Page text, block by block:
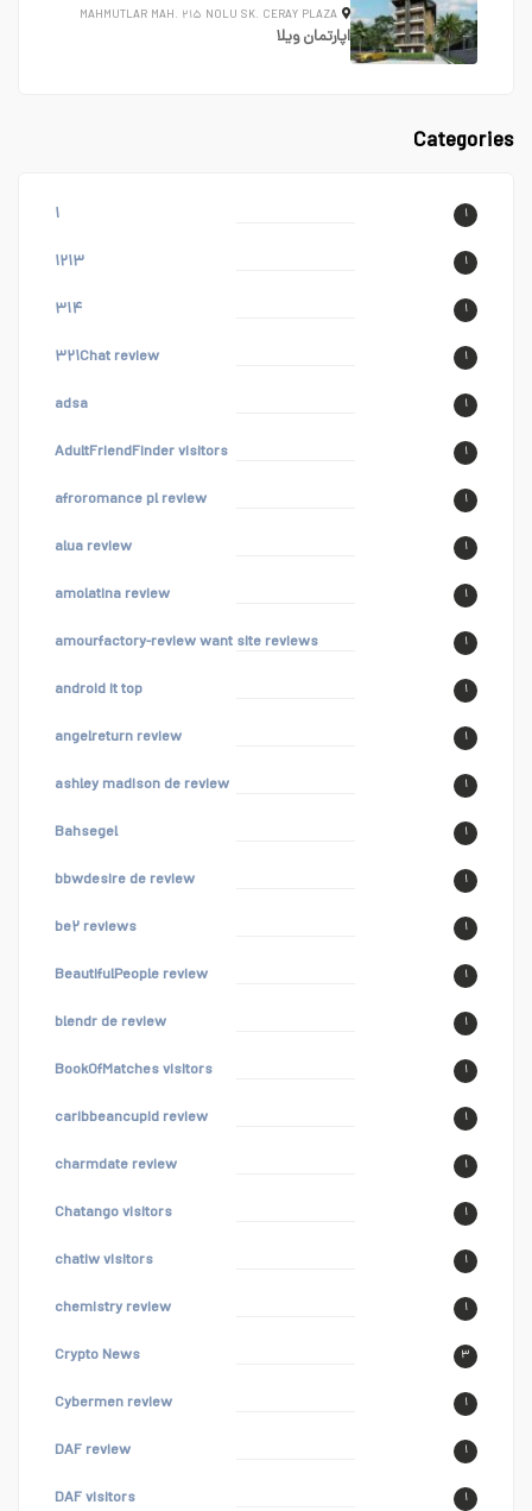
MAHMUTLAR MAH. ۲۱۵ NOLU SK. CERAY PLAZA
اپارتمانویلا
Categories
۱ ۱
۱۲۱۳ ۱
۳۱۴ ۱
۳۲۱Chat review ۱
adsa ۱
AdultFriendFinder visitors ۱
afroromance pl review ۱
alua review ۱
amolatina review ۱
amourfactory-review want site reviews ۱
android it top ۱
angelreturn review ۱
ashley madison de review ۱
Bahsegel ۱
bbwdesire de review ۱
be۲ reviews ۱
BeautifulPeople review ۱
blendr de review ۱
BookOfMatches visitors ۱
caribbeancupid review ۱
charmdate review ۱
Chatango visitors ۱
chatiw visitors ۱
chemistry review ۱
Crypto News ۳
Cybermen review ۱
DAF review ۱
DAF visitors ۱